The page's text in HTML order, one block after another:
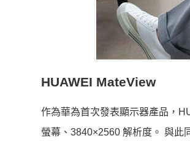
HUAWEI MateView
作為華為首次發表顯示器產品，
螢幕、3840×2560 解析度。 與此